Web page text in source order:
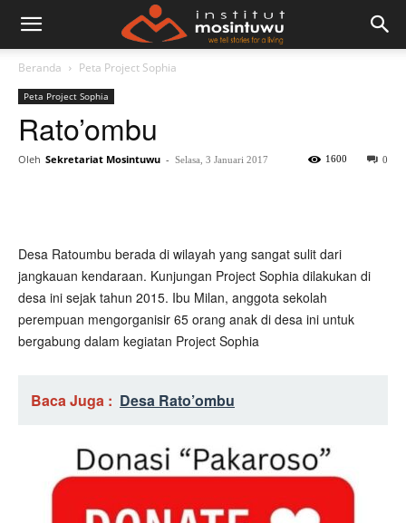
Beranda Peta Project Sophia
Peta Project Sophia
Rato’ombu
Oleh Sekretariat Mosintuwu - Selasa, 3 Januari 2017 0
1600
Desa Ratoumbu berada di wilayah yang sangat sulit dari
jangkauan kendaraan. Kunjungan Project Sophia dilakukan di
desa ini sejak tahun 2015. Ibu Milan, anggota sekolah
perempuan mengorganisir 65 orang anak di desa ini untuk
bergabung dalam kegiatan Project Sophia
Baca Juga : Desa Rato’ombu